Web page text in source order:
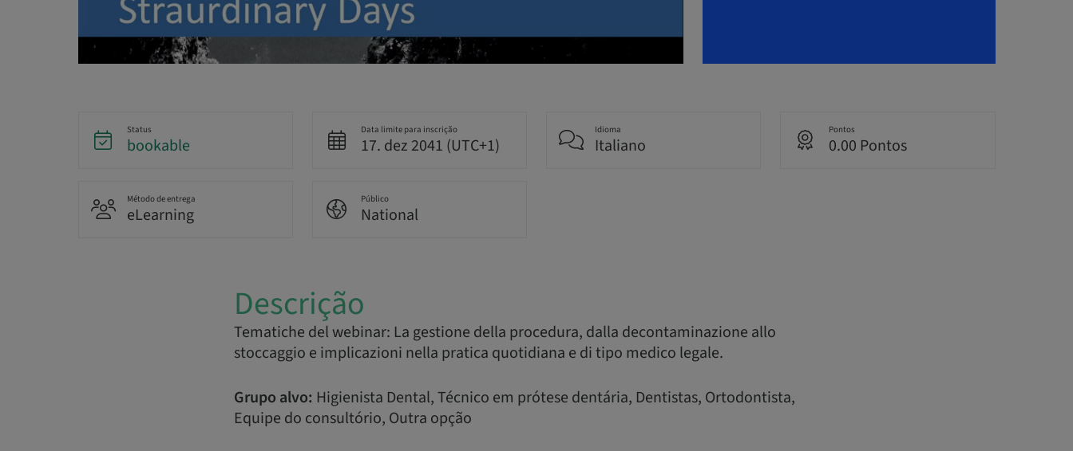
Status
bookable
Data limite para inscrição
17. dez 2041 (UTC+1)
Idioma
Italiano
Pontos
0.00 Pontos
Método de entrega
eLearning
Público
National
Descrição
Tematiche del webinar: La gestione della procedura, dalla decontaminazione allo
stoccaggio e implicazioni nella pratica quotidiana e di tipo medico legale.
Grupo alvo: Higienista Dental, Técnico em prótese dentária, Dentistas, Ortodontista,
Equipe do consultório, Outra opção